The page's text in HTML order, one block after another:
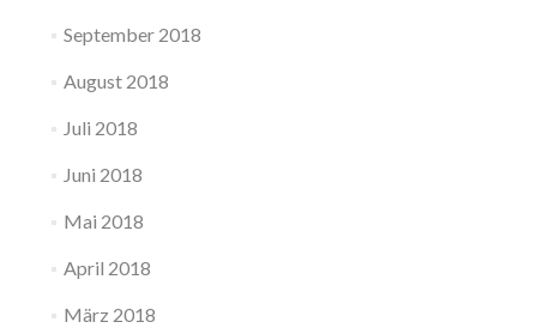
September 2018
August 2018
Juli 2018
Juni 2018
Mai 2018
April 2018
März 2018